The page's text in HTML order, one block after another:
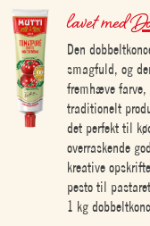
lavet med
Den
smagfuld, og
fremhæve farve,
traditionelt
det perfekt til
overraskende
kreative
pesto til
1 kg